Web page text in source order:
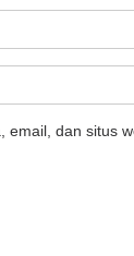
email, dan situs